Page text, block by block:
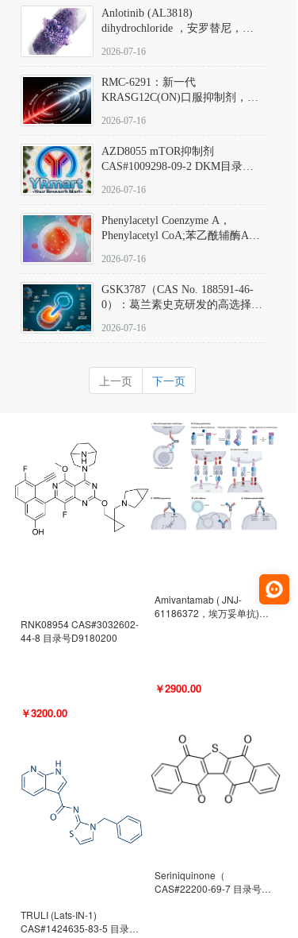
Anlotinib (AL3818)
dihydrochloride ，安罗替尼，
Hydrochloride实验方法步骤SOP
2026-07-16
RMC-6291：新一代
KRASG12C(ON)口服抑制剂，
(Elironrasib)CAS#2641998-63-0
2026-07-16
AZD8055 mTOR抑制剂
CAS#1009298-09-2 DKM目录号
激酶抑制剂的深度剖析
2026-07-16
Phenylacetyl Coenzyme A，
Phenylacetyl CoA;苯乙酰辅酶A
2026-07-16
GSK3787（CAS No. 188591-46-
0）：葛兰素史克研发的高选择
抗剂，被广泛视为研究PPARδ核
靶点药理机制的金标准化学探
针。
2026-07-16
上一页 下一页
RNK08954 CAS#3032602-
44-8 目录号D9180200
￥3200.00
TRULI (Lats-IN-1)
CAS#1424635-83-5 目录号
Amivantamab ( JNJ-
61186372，埃万妥单抗)
￥2900.00
Seriniquinone（
CAS#22200-69-7 目录号